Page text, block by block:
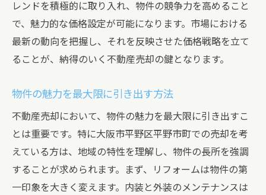
レンドを積極的に取り入れ、物件の競争力を高めること
で、魅力的な価格設定が可能になります。市場における
最新の動向を把握し、それを反映させた価格戦略を立て
ることが、納得のいく不動産売却の鍵となります。
物件の魅力を最大限に引き出す方法
不動産売却において、物件の魅力を最大限に引き出すこ
とは重要です。特に大阪市平野区平野市町での売却を考
えている方は、地域の特性を理解し、物件の長所を強調
することが求められます。まず、リフォームは物件の第
一印象を大きく変えます。内装と外装のメンテナンスは